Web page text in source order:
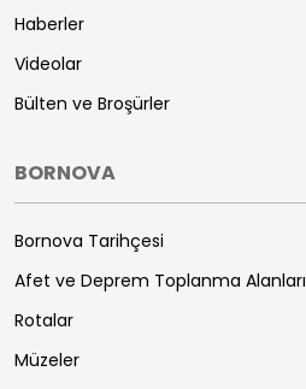
Haberler
Videolar
Bülten ve Broşürler
BORNOVA
Bornova Tarihçesi
Afet ve Deprem Toplanma Alanları
Rotalar
Müzeler